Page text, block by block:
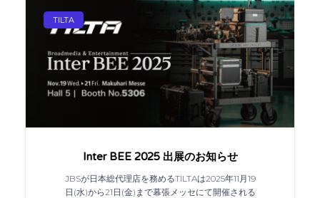
TILTA
Inter BEE 2025 出展のお知らせ
JBSが日本総代理店を務めるTILTAは2025年11月19
日(水)から21日(金)まで幕張メッセにて開催される